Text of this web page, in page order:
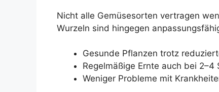
Nicht alle Gemüsesorten vertragen
Wurzeln sind hingegen
Gesunde Pflanzen trotz
Regelmäßige Ernte auch bei 2–4
Weniger Probleme mit